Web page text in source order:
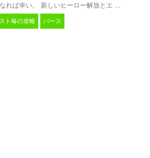
れば幸い。 新しいヒーロー解放とエ ...
ト毎の攻略 パース